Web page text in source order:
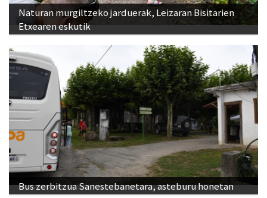
Naturan murgiltzeko jarduerak, Leizaran Bisitarien
Etxearen eskutik
Bus zerbitzua Sanestebanetara, asteburu honetan